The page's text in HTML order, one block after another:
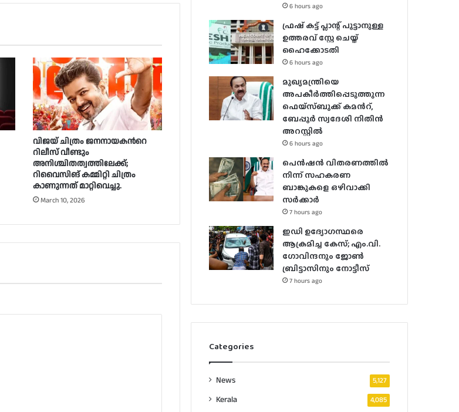
വിജയ് ചിത്രം ജനനായകന്‍റെ
റിലീസ് വീണ്ടും
അനിശ്ചിതത്വത്തിലേക്ക്;
റിവൈസിങ് കമ്മിറ്റി ചിത്രം
കാണുന്നത് മാറ്റിവെച്ചു.
March 10, 2026
6 hours ago
ഫ്രഷ് കട്ട് പ്ലാന്റ് പൂട്ടാനുള്ള
ഉത്തരവ് സ്റ്റേ ചെയ്ത്
ഹൈക്കോടതി
6 hours ago
മുഖ്യമന്ത്രിയെ
അപകീർത്തിപ്പെടുത്തുന്ന
ഫെയ്സ്ബുക്ക് കമന്‍റ്,
ബേപ്പൂർ സ്വദേശി നിതിൻ
അറസ്റ്റിൽ
6 hours ago
പെൻഷൻ വിതരണത്തിൽ
നിന്ന് സഹകരണ
ബാങ്കുകളെ ഒഴിവാക്കി
സർക്കാർ
7 hours ago
ഇഡി ഉദ്യോഗസ്ഥരെ
ആക്രമിച്ച കേസ്; എം.വി.
ഗോവിന്ദനും ജോൺ
ബ്രിട്ടാസിനും നോട്ടീസ്
7 hours ago
Categories
News 5,127
Kerala 4,085